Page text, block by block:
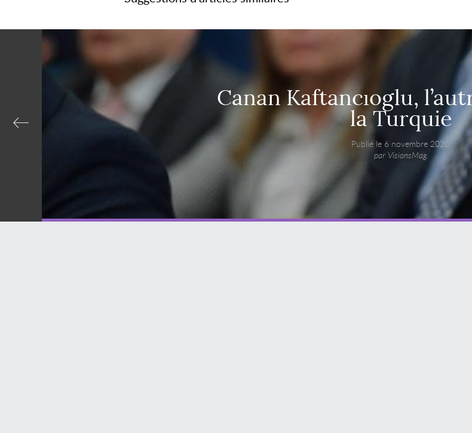
Canan Kaftancıoglu,
la Turquie
Publié le 6 novembre 2020,
par VisionsMag.